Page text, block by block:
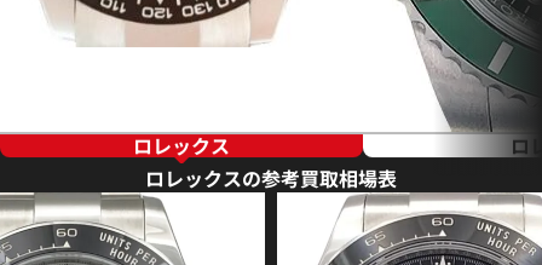
ロレックス
ロ
ロレックスの参考買取相場表